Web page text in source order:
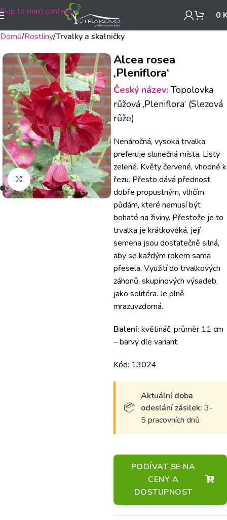
Skip to main content 0
Domů Rostliny Trvalky a skalničky
Klikněte pro zvětšení
Alcea rosea
‚Pleniflora‘
Český název: Topolovka
růžová ‚Pleniflora‘ (Slezová
růže)
Nenáročná, vysoká trvalka,
preferuje slunečná místa. Listy
zelené. Květy červené, vhodné k
řezu. Přesto dává přednost
dobře propustným, vlhčím
půdám, které nemusí být
bohaté na živiny. Přestože je to
trvalka je krátkověká, její
semena jsou dostatečně silná,
aby se každým rokem sama
přesela. Využití do trvalkových
záhonů, skupinových výsadeb,
jako solitéra. Je plně
mrazuvzdorná.
Balení: květináč, průměr 11 cm
– barvy dle variant.
Kód: 13024
Aktuální doba
odeslání zásilek: 3-
5 pracovních dnů
PODÍVAT SE NA
CENY A
DOSTUPNOST